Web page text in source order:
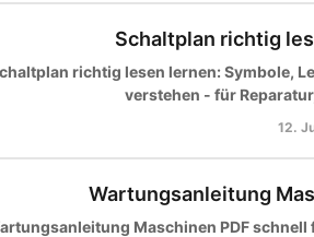
Schaltplan richtig
richtig lesen lernen: Symbole,
verstehen - für
12.
Wartungsanleitung
Maschinen PDF